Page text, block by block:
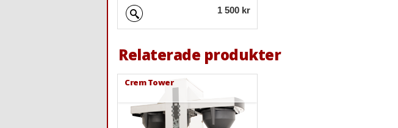
1 500 kr
Relaterade produkter
Crem Tower